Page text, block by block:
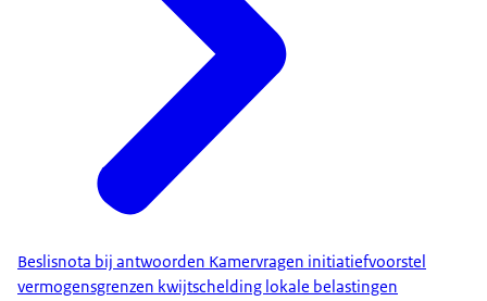
Beslisnota bij antwoorden Kamervragen initiatiefvoorstel
vermogensgrenzen kwijtschelding lokale belastingen